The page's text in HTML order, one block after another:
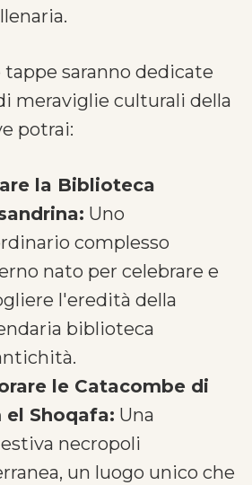
saranno dedicate
meraviglie culturali della
potrai:
la Biblioteca
Uno
complesso
nato per celebrare e
l'eredità della
biblioteca
le Catacombe di
el Shoqafa: Una
necropoli
un luogo unico che